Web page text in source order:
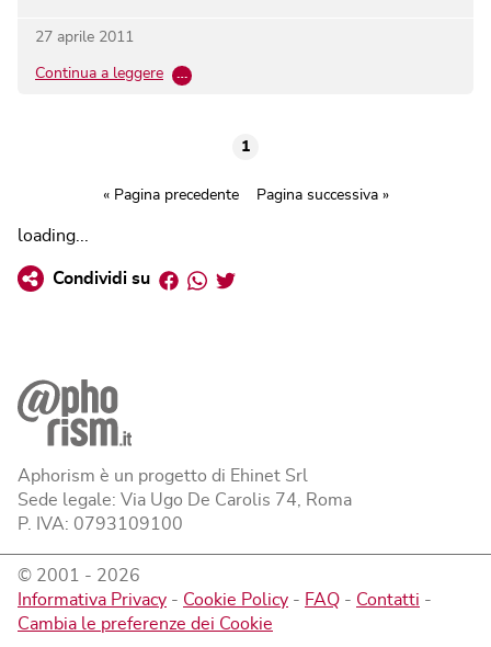
27 aprile 2011
Continua a leggere …
1
« Pagina precedente Pagina successiva »
loading...
Condividi su Facebook
Whatsapp
Twitter
Aphorism è un progetto di Ehinet Srl
Sede legale: Via Ugo De Carolis 74, Roma
P. IVA: 0793109100
© 2001 - 2026
Informativa Privacy - Cookie Policy - FAQ - Contatti -
Cambia le preferenze dei Cookie